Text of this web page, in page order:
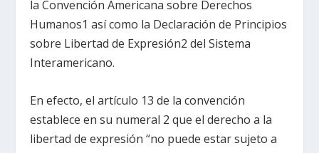
la Convención Americana sobre Derechos
Humanos1 así como la Declaración de Principios
sobre Libertad de Expresión2 del Sistema
Interamericano.
En efecto, el artículo 13 de la convención
establece en su numeral 2 que el derecho a la
libertad de expresión “no puede estar sujeto a